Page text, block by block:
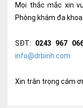
Nội soi tiêu hóa
Gói khám sức
Gói quản lý
Mọi thắc mắc xin
Phòng khám đa khoa
SĐT: 0243 967
info@drbinh.com
Xin trân trọng cám